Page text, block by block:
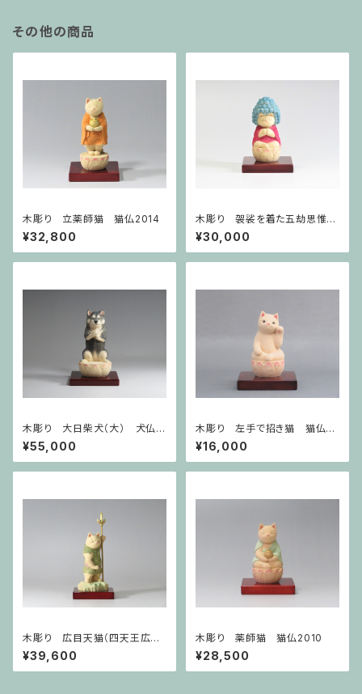
その他の商品
木彫り 立薬師猫 猫仏2014
¥32,800
木彫り 袈裟を着た五劫思惟阿
弥陀猫仏 猫仏1905
¥30,000
木彫り 大日柴犬（大） 犬仏2
501
¥55,000
木彫り 左手で招き猫 猫仏20
04
¥16,000
木彫り 広目天猫（四天王広目
天）猫仏2403
¥39,600
木彫り 薬師猫 猫仏2010
¥28,500